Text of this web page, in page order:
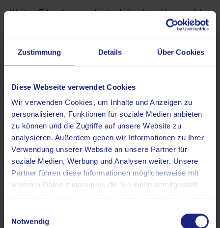
Zustimmung Details Über Cookies
Diese Webseite verwendet Cookies
Wir verwenden Cookies, um Inhalte und Anzeigen zu
personalisieren, Funktionen für soziale Medien anbieten
zu können und die Zugriffe auf unsere Website zu
analysieren. Außerdem geben wir Informationen zu Ihrer
Verwendung unserer Website an unsere Partner für
soziale Medien, Werbung und Analysen weiter. Unsere
Partner führen diese Informationen möglicherweise mit
weiteren Daten zusammen, die Sie ihnen bereitgestellt
Notwendig
Weitere Erkrankungen, die durch ihre Auswirkung auf den
Diabetes mellitus Typ II,
Morbus Crohn und Colitis ulcerosa)
die renal-tubuläre Azidose (eine Störung der
Säureausscheidung der Nieren).
Aber auch anatomische Fehlbildungen, die den Harn am
Abfluss hindern, können die Bildung von Nierensteinen
Genetische und medikamentöse
Die Bildung von Nierensteinen geht bei einem Teil der